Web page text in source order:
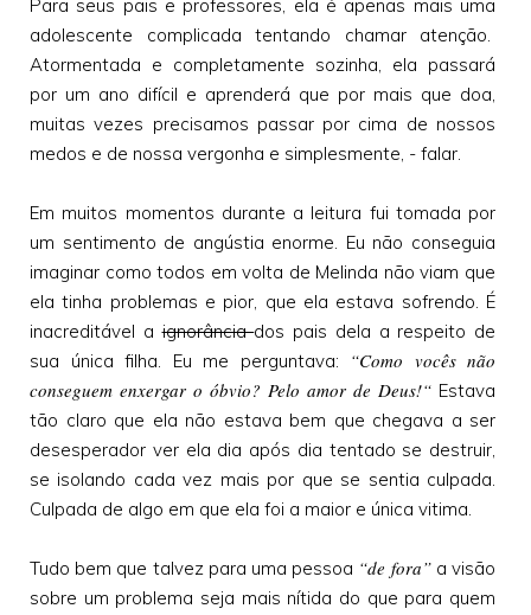
Para seus pais e professores, ela é apenas mais uma
adolescente complicada tentando chamar atenção.
Atormentada e completamente sozinha, ela passará
por um ano difícil e aprenderá que por mais que doa,
muitas vezes precisamos passar por cima de nossos
medos e de nossa vergonha e simplesmente, - falar.
Em muitos momentos durante a leitura fui tomada por
um sentimento de angústia enorme. Eu não conseguia
imaginar como todos em volta de Melinda não viam que
ela tinha problemas e pior, que ela estava sofrendo. É
inacreditável aignorânciados pais dela a respeito de
sua única filha. Eu me perguntava:
“Como vocês não
conseguem enxergar o óbvio? Pelo amor de Deus!“ Estava
tão claro que ela não estava bem que chegava a ser
desesperador ver ela dia após dia tentado se destruir,
se isolando cada vez mais por que se sentia culpada.
Culpada de algo em que ela foi a maior e única vitima.
Tudo bem que talvez para uma pessoa “de fora”a visão
sobre um problema seja mais nítida do que para quem